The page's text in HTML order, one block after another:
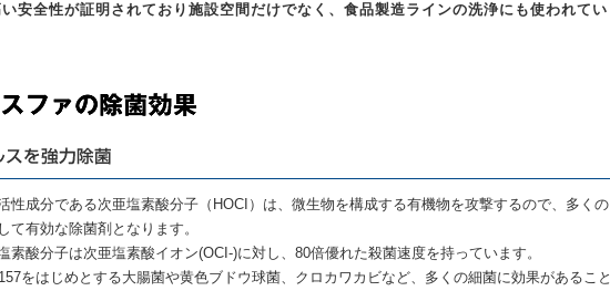
安全性が証明されており施設空間だけでなく、食品製造ラインの洗浄にも使われてい
性成分である次亜塩素酸分子（HOCI）は、微生物を構成する有機物を攻撃するので、多くの
て有効な除菌剤となります。
素酸分子は次亜塩素酸イオン(OCI-)に対し、80倍優れた殺菌速度を持っています。
をはじめとする大腸菌や黄色ブドウ球菌、クロカワカビなど、多くの細菌に効果があること